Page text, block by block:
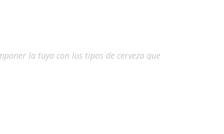
la tuya con los tipos de cerveza que